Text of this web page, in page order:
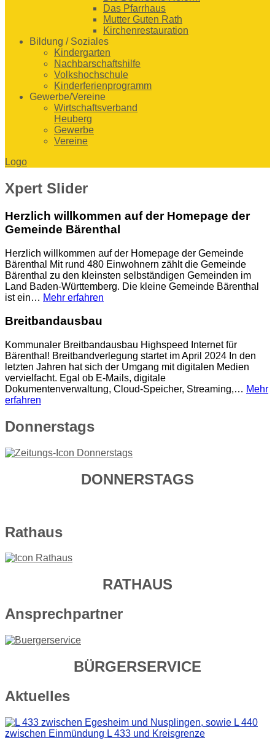
Das Pfarrhaus
Mutter Guten Rath
Kirchenrestauration
Bildung / Soziales
Kindergarten
Nachbarschaftshilfe
Volkshochschule
Kinderferienprogramm
Gewerbe/Vereine
Wirtschaftsverband
Heuberg
Gewerbe
Vereine
Logo
Xpert Slider
Herzlich willkommen auf der Homepage der
Gemeinde Bärenthal
Herzlich willkommen auf der Homepage der Gemeinde
Bärenthal Mit rund 480 Einwohnern zählt die Gemeinde
Bärenthal zu den kleinsten selbständigen Gemeinden im
Land Baden-Württemberg. Die kleine Gemeinde Bärenthal
ist ein… Mehr erfahren
Breitbandausbau
Kommunaler Breitbandausbau Highspeed Internet für
Bärenthal! Breitbandverlegung startet im April 2024 In den
letzten Jahren hat sich der Umgang mit digitalen Medien
vervielfacht. Egal ob E-Mails, digitale
Dokumentenverwaltung, Cloud-Speicher, Streaming,… Mehr
erfahren
Donnerstags
DONNERSTAGS
Rathaus
RATHAUS
Ansprechpartner
BÜRGERSERVICE
Aktuelles